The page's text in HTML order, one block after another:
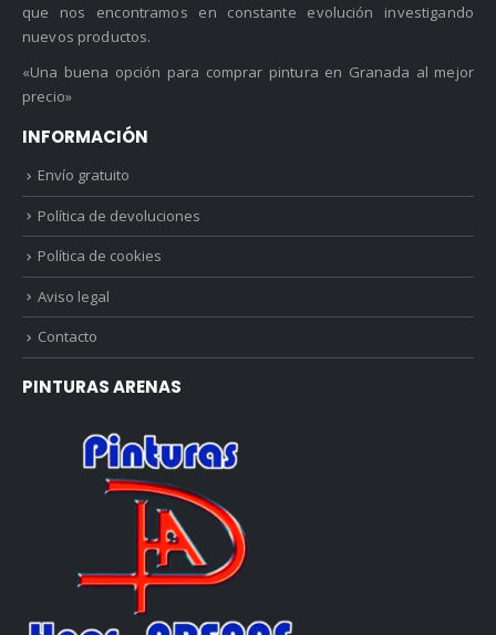
que nos encontramos en constante evolución investigando
nuevos productos.
«Una buena opción para comprar pintura en Granada al mejor
precio»
INFORMACIÓN
Envío gratuito
Política de devoluciones
Política de cookies
Aviso legal
Contacto
PINTURAS ARENAS